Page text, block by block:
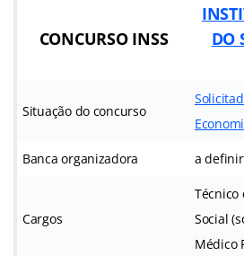
CONCURSO INSS
DO
Situação do concurso
Banca organizadora a definir
Cargos
Técnico
Social
Médico